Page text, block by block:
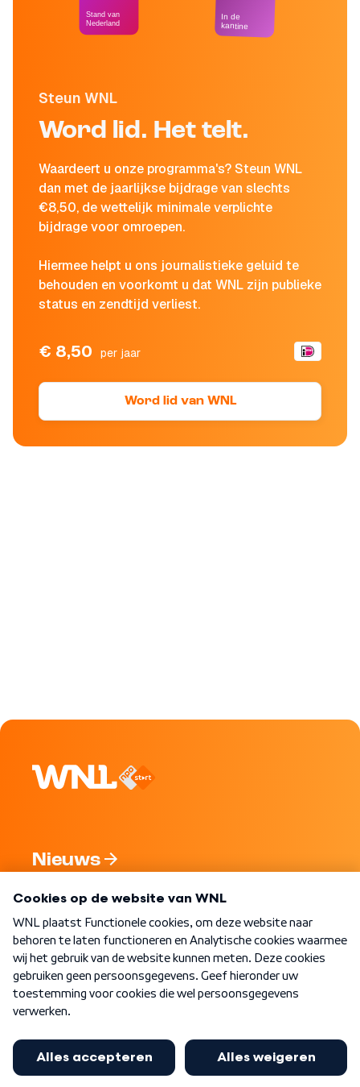
Steun WNL
Word lid. Het telt.
Waardeert u onze programma's? Steun WNL
dan met de jaarlijkse bijdrage van slechts
€8,50, de wettelijk minimale verplichte
bijdrage voor omroepen.
Hiermee helpt u ons journalistieke geluid te
behouden en voorkomt u dat WNL zijn publieke
status en zendtijd verliest.
€ 8,50 per jaar
Word lid van WNL
Stand van
Nederland
In de
kantine
Nieuws
Nieuwsbrief
Word Lid